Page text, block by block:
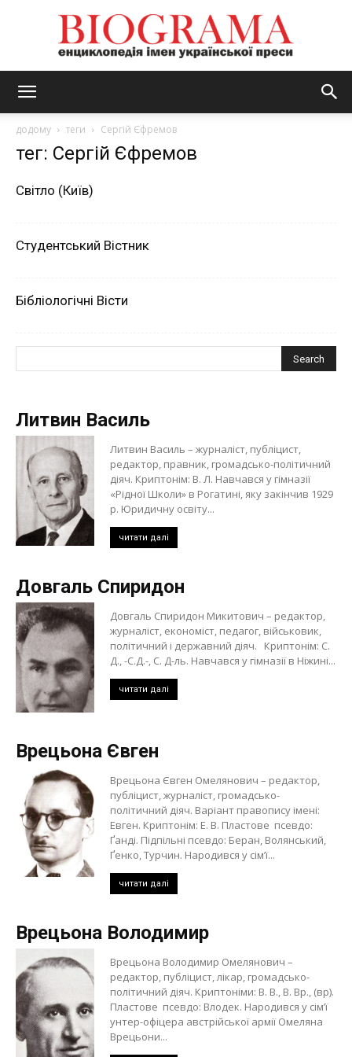
додому теги Сергій Єфремов
тег: Сергій Єфремов
Світло (Київ)
Студентський Вістник
Бібліологічні Вісти
Литвин Василь
Литвин Василь – журналіст, публіцист,
редактор, правник, громадсько-політичний
діяч. Криптонім: В. Л. Навчався у гімназії
«Рідної Школи» в Рогатині, яку закінчив 1929
р. Юридичну освіту...
читати далі
Довгаль Спиридон
Довгаль Спиридон Микитович – редактор,
журналіст, економіст, педагог, військовик,
політичний і державний діяч. Криптонім: С.
Д., -С.Д.-, С. Д-ль. Навчався у гімназії в Ніжині...
читати далі
Врецьона Євген
Врецьона Євген Омелянович – редактор,
публіцист, журналіст, громадсько-
політичний діяч. Варіант правопису імені:
Евген. Криптонім: Е. В. Пластове псевдо:
Ґанді. Підпільні псевдо: Беран, Волянський,
Ґенко, Турчин. Народився у сім’ї...
читати далі
Врецьона Володимир
Врецьона Володимир Омелянович –
редактор, публіцист, лікар, громадсько-
політичний діяч. Криптоніми: В. В., В. Вр., (вр).
Пластове псевдо: Влодек. Народився у сім’ї
унтер-офіцера австрійської армії Омеляна
Врецьони...